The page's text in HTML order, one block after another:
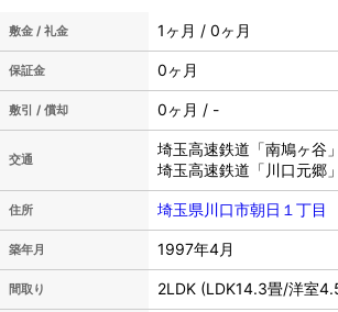
敷金 / 礼金 1ヶ月 / 0ヶ月
保証金 0ヶ月
敷引 / 償却 0ヶ月 / -
交通
埼玉高速鉄道「南鳩ヶ谷
埼玉高速鉄道「川口元郷
住所 埼玉県川口市朝日１丁目
築年月 1997年4月
間取り 2LDK (LDK14.3畳/洋室